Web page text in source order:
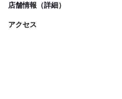
店舗情報（詳細）
アクセス